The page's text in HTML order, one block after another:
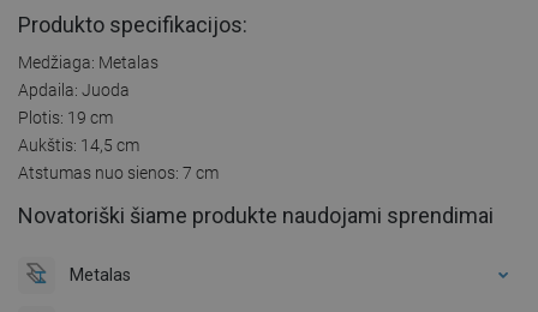
Produkto specifikacijos:
Medžiaga: Metalas
Apdaila: Juoda
Plotis: 19 cm
Aukštis: 14,5 cm
Atstumas nuo sienos: 7 cm
Novatoriški šiame produkte naudojami sprendimai
Metalas